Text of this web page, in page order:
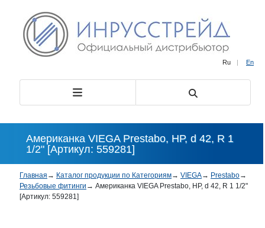
Ru | En
Американка VIEGA Prestabo, НР, d 42, R 1
1/2" [Артикул: 559281]
Главная → Каталог продукции по Категориям→ VIEGA→ Prestabo→
Резьбовые фитинги → Американка VIEGA Prestabo, НР, d 42, R 1 1/2"
[Артикул: 559281]